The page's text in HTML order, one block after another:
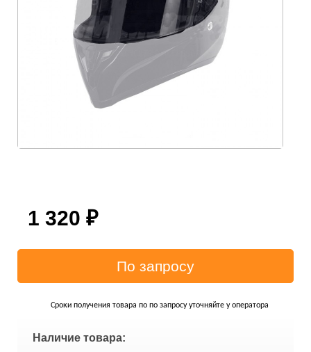
1 320 ₽
Сроки получения товара по по запросу уточняйте у оператора
Наличие товара: